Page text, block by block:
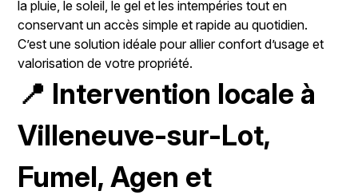
la pluie, le soleil, le gel et les intempéries tout en
conservant un accès simple et rapide au quotidien.
C’est une solution idéale pour allier confort d’usage et
valorisation de votre propriété.
📍 Intervention locale à
Villeneuve-sur-Lot,
Fumel, Agen et